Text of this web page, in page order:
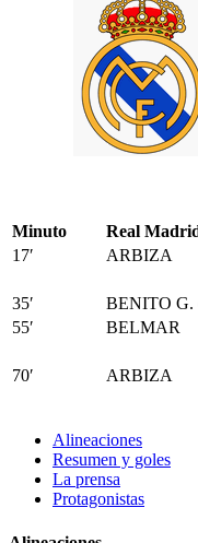
Minuto Real
17′
ARBIZA
35′
BENITO G.
55′
BELMAR
70′
ARBIZA
Alineaciones
Resumen y goles
La prensa
Protagonistas